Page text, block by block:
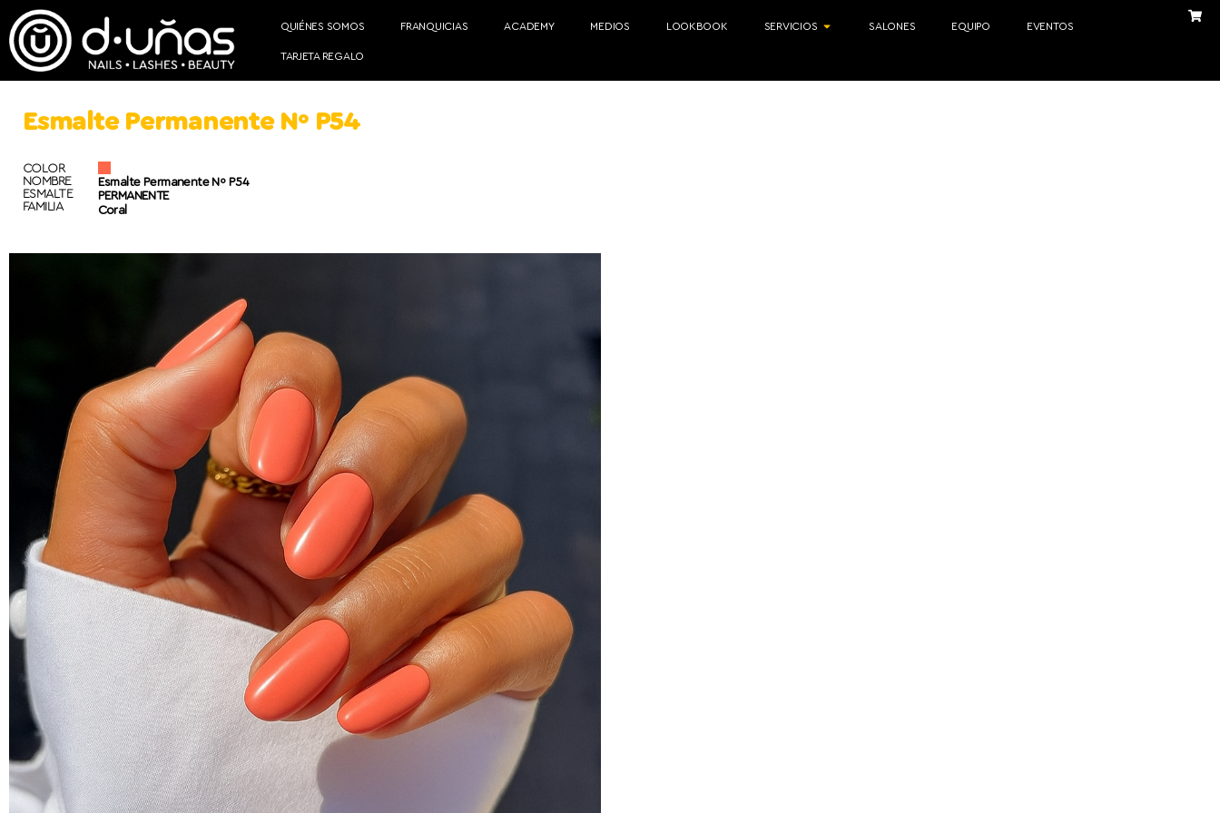
QUIÉNES SOMOS FRANQUICIAS ACADEMY MEDIOS LOOKBOOK SERVICIOS SALONES EQUIPO EVENTOS
TARJETA REGALO
Esmalte Permanente Nº P54
COLOR
NOMBRE
ESMALTE
FAMILIA
Esmalte Permanente Nº P54
PERMANENTE
Coral